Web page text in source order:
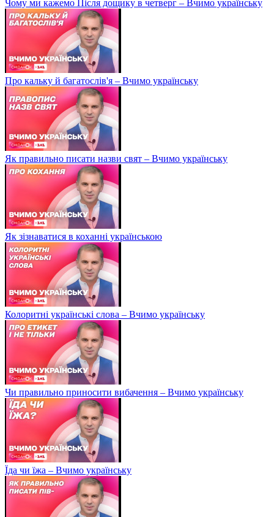
Чому ми кажемо Після дощику в четверг – Вчимо українську
Про кальку й багатослів'я – Вчимо українську
Як правильно писати назви свят – Вчимо українську
Як зізнаватися в коханні українською
Колоритні українські слова – Вчимо українську
Чи правильно приносити вибачення – Вчимо українську
Їда чи їжа – Вчимо українську